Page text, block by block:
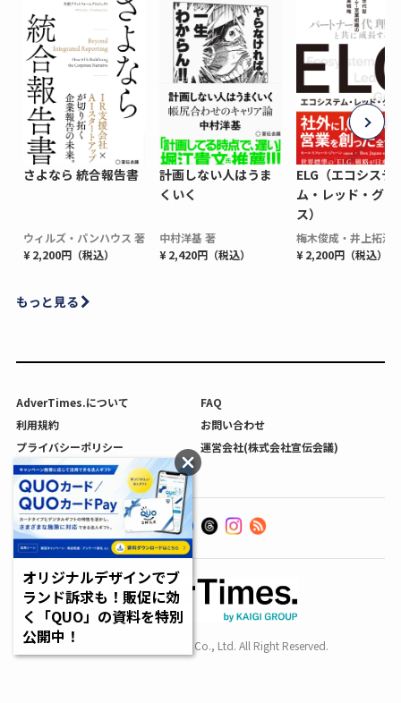
さよなら 統合報告書
ウィルズ・パンハウス 著
¥ 2,200円（税込）
計画しない人はうま
くいく
中村洋基 著
¥ 2,420円（税込）
ELG（エコシステ
ム・レッド・グロ
ス）
梅木俊成・井上拓海
¥ 2,200円（税込）
もっと見る
AdverTimes.について
FAQ
利用規約
お問い合わせ
プライバシーポリシー
運営会社(株式会社宣伝会議)
利用者情報の外部送信について
Copyright SENDENKAIGI Co., Ltd. All Right Reserved.
オリジナルデザインでブ
ランド訴求も！販促に効
く「QUO」の資料を特別
公開中！